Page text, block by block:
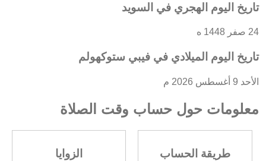
تاريخ اليوم الهجري في السويد
24 صفر 1448 ه
تاريخ اليوم الميلادي في فيبي ستوكهولم
الأحد 9 أغسطس 2026 م
معلومات حول حساب وقت الصلاة
طريقة الحساب الزوايا